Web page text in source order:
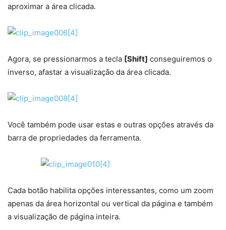
aproximar a área clicada.
Agora, se pressionarmos a tecla [Shift] conseguiremos o
inverso, afastar a visualização da área clicada.
Você também pode usar estas e outras opções através da
barra de propriedades da ferramenta.
Cada botão habilita opções interessantes, como um zoom
apenas da área horizontal ou vertical da página e também
a visualização de página inteira.